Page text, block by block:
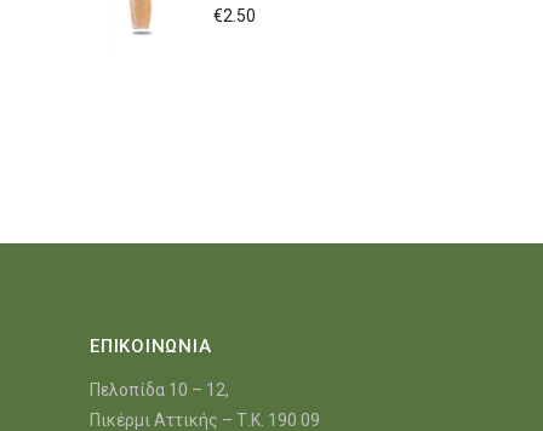
€2.50
ΕΠΙΚΟΙΝΩΝΙΑ
Πελοπίδα 10 – 12,
Πικέρμι Αττικής – Τ.Κ. 190 09